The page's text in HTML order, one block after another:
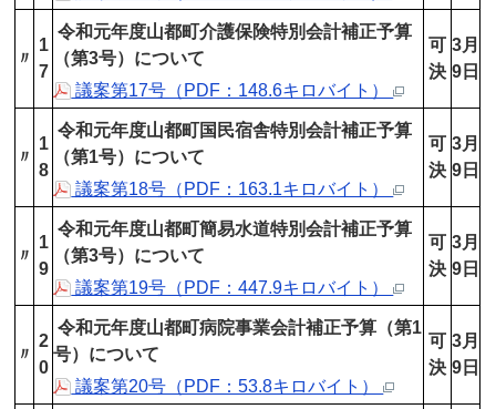
〃
1
7
令和元年度山都町介護保険特別会計補正予算
（第3号）について
議案第17号（PDF：148.6キロバイト）
可
決
3月
9日
〃
1
8
令和元年度山都町国民宿舎特別会計補正予算
（第1号）について
議案第18号（PDF：163.1キロバイト）
可
決
3月
9日
〃
1
9
令和元年度山都町簡易水道特別会計補正予算
（第3号）について
議案第19号（PDF：447.9キロバイト）
可
決
3月
9日
〃
2
0
令和元年度山都町病院事業会計補正予算（第1
号）について
議案第20号（PDF：53.8キロバイト）
可
決
3月
9日